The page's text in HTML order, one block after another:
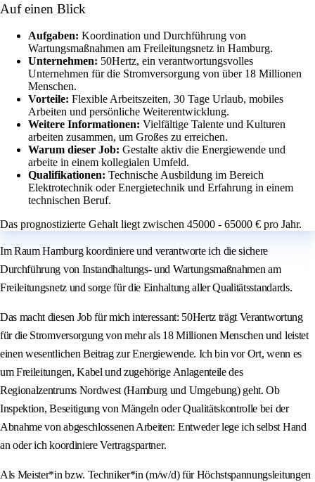
Auf einen Blick
Aufgaben: Koordination und Durchführung von
Wartungsmaßnahmen am Freileitungsnetz in Hamburg.
Unternehmen: 50Hertz, ein verantwortungsvolles
Unternehmen für die Stromversorgung von über 18 Millionen
Menschen.
Vorteile: Flexible Arbeitszeiten, 30 Tage Urlaub, mobiles
Arbeiten und persönliche Weiterentwicklung.
Weitere Informationen: Vielfältige Talente und Kulturen
arbeiten zusammen, um Großes zu erreichen.
Warum dieser Job: Gestalte aktiv die Energiewende und
arbeite in einem kollegialen Umfeld.
Qualifikationen: Technische Ausbildung im Bereich
Elektrotechnik oder Energietechnik und Erfahrung in einem
technischen Beruf.
Das prognostizierte Gehalt liegt zwischen 45000 - 65000 € pro Jahr.
Im Raum Hamburg koordiniere und verantworte ich die sichere
Durchführung von Instandhaltungs- und Wartungsmaßnahmen am
Freileitungsnetz und sorge für die Einhaltung aller Qualitätsstandards.
Das macht diesen Job für mich interessant: 50Hertz trägt Verantwortung
für die Stromversorgung von mehr als 18 Millionen Menschen und leistet
einen wesentlichen Beitrag zur Energiewende. Ich bin vor Ort, wenn es
um Freileitungen, Kabel und zugehörige Anlagenteile des
Regionalzentrums Nordwest (Hamburg und Umgebung) geht. Ob
Inspektion, Beseitigung von Mängeln oder Qualitätskontrolle bei der
Abnahme von abgeschlossenen Arbeiten: Entweder lege ich selbst Hand
an oder ich koordiniere Vertragspartner.
Als Meister*in bzw. Techniker*in (m/w/d) für Höchstspannungsleitungen